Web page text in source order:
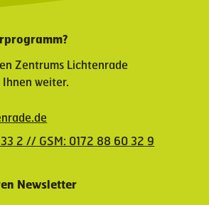
Zentrums Lichtenrade
weiter.
2 // GSM: 0172 88 60 32 9
Newsletter